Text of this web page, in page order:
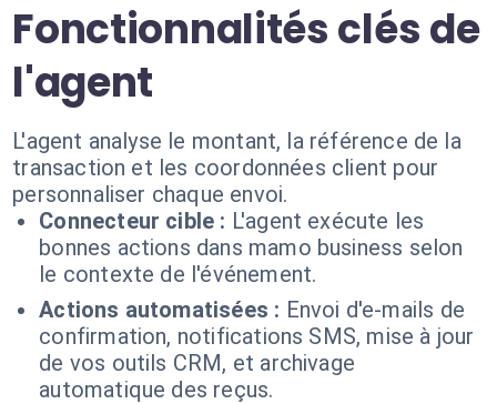
Fonctionnalités clés de
l'agent
L'agent analyse le montant, la référence de la
transaction et les coordonnées client pour
personnaliser chaque envoi.
Connecteur cible : L'agent exécute les
bonnes actions dans mamo business selon
le contexte de l'événement.
Actions automatisées : Envoi d'e-mails de
confirmation, notifications SMS, mise à jour
de vos outils CRM, et archivage
automatique des reçus.